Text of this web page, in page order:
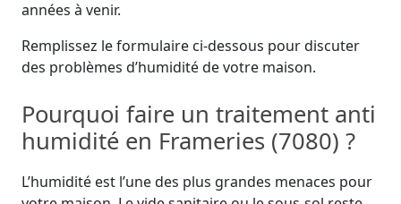
années à venir.
Remplissez le formulaire ci-dessous pour discuter
des problèmes d’humidité de votre maison.
Pourquoi faire un traitement anti
humidité en Frameries (7080) ?
L’humidité est l’une des plus grandes menaces pour